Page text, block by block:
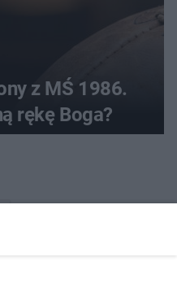
z MŚ 1986.
rękę Boga?